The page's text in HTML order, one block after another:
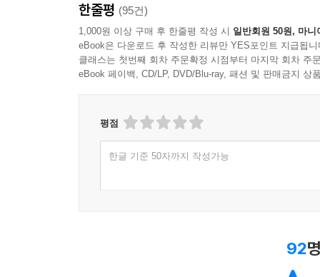
한줄평 (95건)
1,000원 이상 구매 후 한줄평 작성 시 일반회원 50원, 마니
eBook은 다운로드 후 작성한 리뷰만 YES포인트 지급됩니
클래스는 첫번째 회차 주문확정 시점부터 마지막 회차 주
eBook 페이백, CD/LP, DVD/Blu-ray, 패션 및 판매금지 상
평점
한글 기준 50자까지 작성가능
92